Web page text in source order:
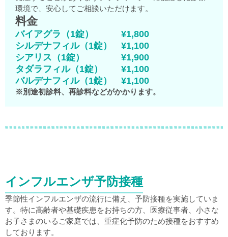
環境で、安心してご相談いただけます。
料金
バイアグラ（1錠） ¥1,800
シルデナフィル（1錠） ¥1,100
シアリス（1錠） ¥1,900
タダラフィル（1錠） ¥1,100
バルデナフィル（1錠） ¥1,100
※別途初診料、再診料などがかかります。
インフルエンザ予防接種
季節性インフルエンザの流行に備え、予防接種を実施していま
す。特に高齢者や基礎疾患をお持ちの方、医療従事者、小さな
お子さまのいるご家庭では、重症化予防のため接種をおすすめ
しております。